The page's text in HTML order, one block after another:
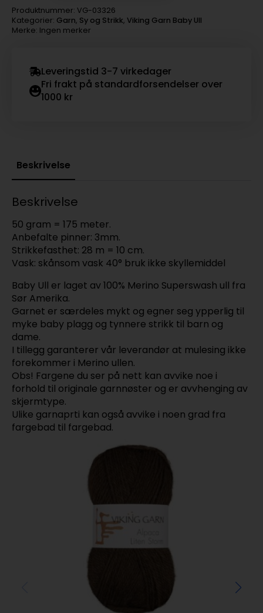
-
326
marine
antall
Produktnummer: VG-03326
Kategorier: Garn, Sy og Strikk, Viking Garn Baby Ull
Merke: Ingen merker
Leveringstid 3-7 virkedager
Fri frakt på standardforsendelser over
1000 kr
Beskrivelse
Beskrivelse
50 gram = 175 meter.
Anbefalte pinner: 3mm.
Strikkefasthet: 28 m = 10 cm.
Vask: skånsom vask 40° bruk ikke skyllemiddel
Baby Ull er laget av 100% Merino Superswash ull fra
Sør Amerika.
Garnet er særdeles mykt og egner seg ypperlig til
myke baby plagg og tynnere strikk til barn og
dame.
I tillegg garanterer vår leverandør at mulesing ikke
forekommer i Merino ullen.
Obs! Fargene du ser på nett kan avvike noe i
forhold til originale garnnøster og er avvhenging av
skjermtype.
Ulike garnaprti kan også avvike i noen grad fra
fargebad til fargebad.